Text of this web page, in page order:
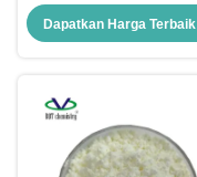
PC/PVC/ABS/PMMA
Dapatkan Harga Terbaik